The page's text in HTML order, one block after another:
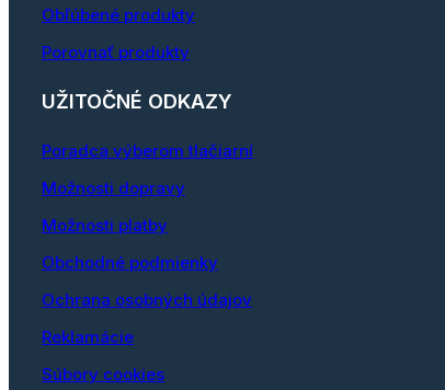
Obľúbené produkty
Porovnať produkty
UŽITOČNÉ ODKAZY
Poradca výberom tlačiarní
Možnosti dopravy
Možnosti platby
Obchodné podmienky
Ochrana osobných údajov
Reklamácie
Súbory cookies